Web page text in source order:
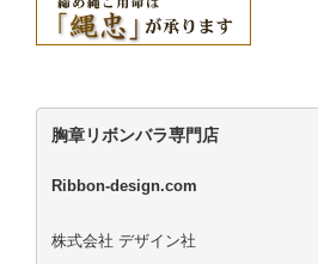
胸章リボンバラ専門店
Ribbon-design.com
株式会社 デザイン社